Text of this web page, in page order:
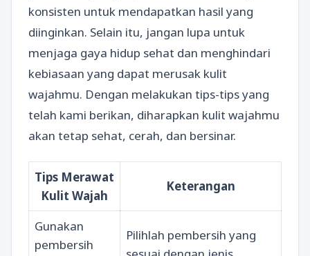
konsisten untuk mendapatkan hasil yang
diinginkan. Selain itu, jangan lupa untuk
menjaga gaya hidup sehat dan menghindari
kebiasaan yang dapat merusak kulit
wajahmu. Dengan melakukan tips-tips yang
telah kami berikan, diharapkan kulit wajahmu
akan tetap sehat, cerah, dan bersinar.
Tips Merawat
Kulit Wajah
Keterangan
Gunakan
pembersih
Pilihlah pembersih yang